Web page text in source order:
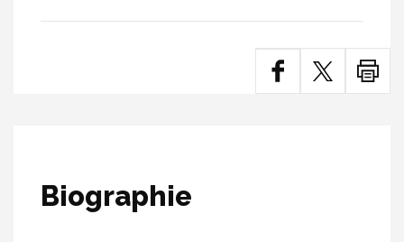
Biographie